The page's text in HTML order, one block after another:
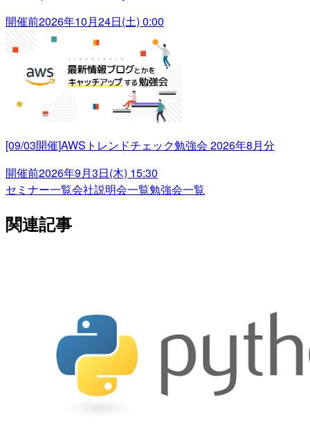
開催前2026年10月24日(土) 0:00
[09/03開催]AWSトレンドチェック勉強会 2026年8月分
開催前2026年9月3日(木) 15:30
セミナー一覧会社説明会一覧勉強会一覧
関連記事